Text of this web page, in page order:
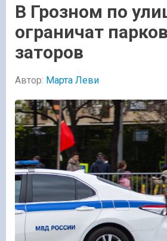
В Грозном по
ограничат
заторов
Автор: Марта Леви